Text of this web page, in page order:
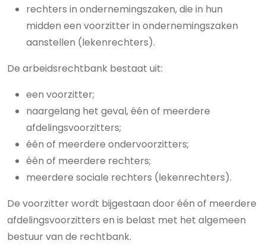
rechters in ondernemingszaken, die in hun
midden een voorzitter in ondernemingszaken
aanstellen (lekenrechters).
De arbeidsrechtbank bestaat uit:
een voorzitter;
naargelang het geval, één of meerdere
afdelingsvoorzitters;
één of meerdere ondervoorzitters;
één of meerdere rechters;
meerdere sociale rechters (lekenrechters).
De voorzitter wordt bijgestaan door één of meerdere
afdelingsvoorzitters en is belast met het algemeen
bestuur van de rechtbank.